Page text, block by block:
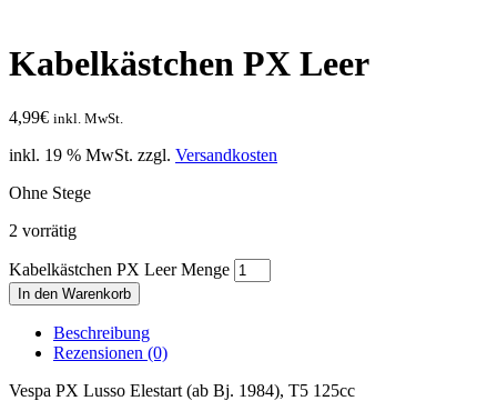
Kabelkästchen PX Leer
4,99€ inkl. MwSt.
inkl. 19 % MwSt. zzgl. Versandkosten
Ohne Stege
2 vorrätig
Kabelkästchen PX Leer Menge
In den Warenkorb
Beschreibung
Rezensionen (0)
Vespa PX Lusso Elestart (ab Bj. 1984), T5 125cc